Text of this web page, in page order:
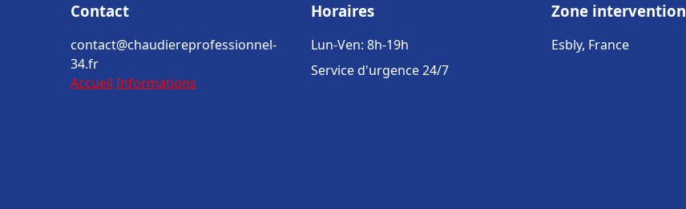
Contact
contact@chaudiereprofessionnel-
34.fr
Accueil Informations
Horaires
Lun-Ven: 8h-19h
Service d'urgence 24/7
Zone intervention
Esbly, France